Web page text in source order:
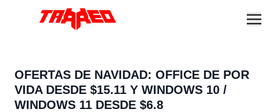
OFERTAS DE NAVIDAD: OFFICE DE POR
VIDA DESDE $15.11 Y WINDOWS 10 /
WINDOWS 11 DESDE $6.8